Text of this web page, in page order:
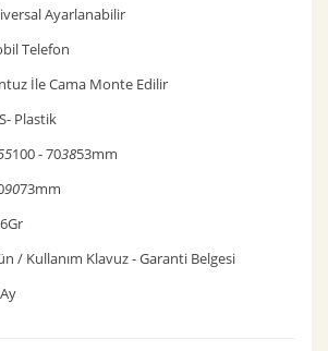
Ayarlanabilir
Telefon
İle Cama Monte Edilir
Plastik
100 - 703853mm
9073mm
/ Kullanım Klavuz - Garanti Belgesi